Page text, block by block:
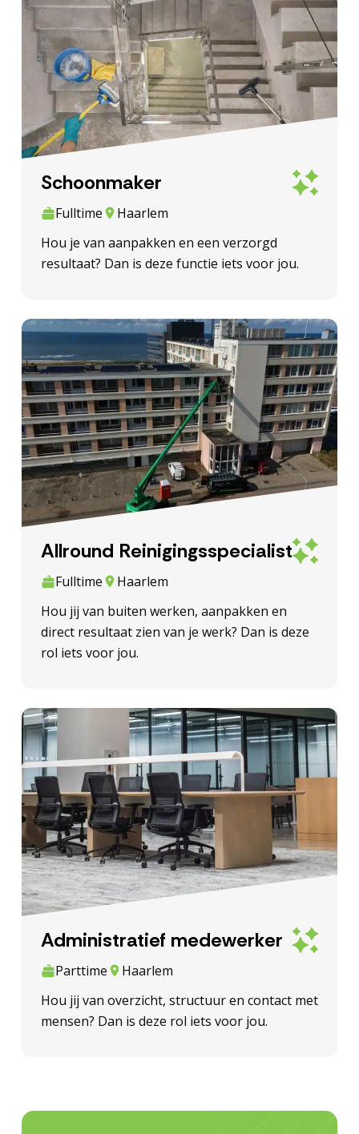
Schoonmaker
Fulltime
Haarlem
Hou je van aanpakken en een verzorgd
resultaat? Dan is deze functie iets voor jou.
Allround Reinigingsspecialist
Fulltime
Haarlem
Hou jij van buiten werken, aanpakken en
direct resultaat zien van je werk? Dan is deze
rol iets voor jou.
Administratief medewerker
Parttime
Haarlem
Hou jij van overzicht, structuur en contact met
mensen? Dan is deze rol iets voor jou.